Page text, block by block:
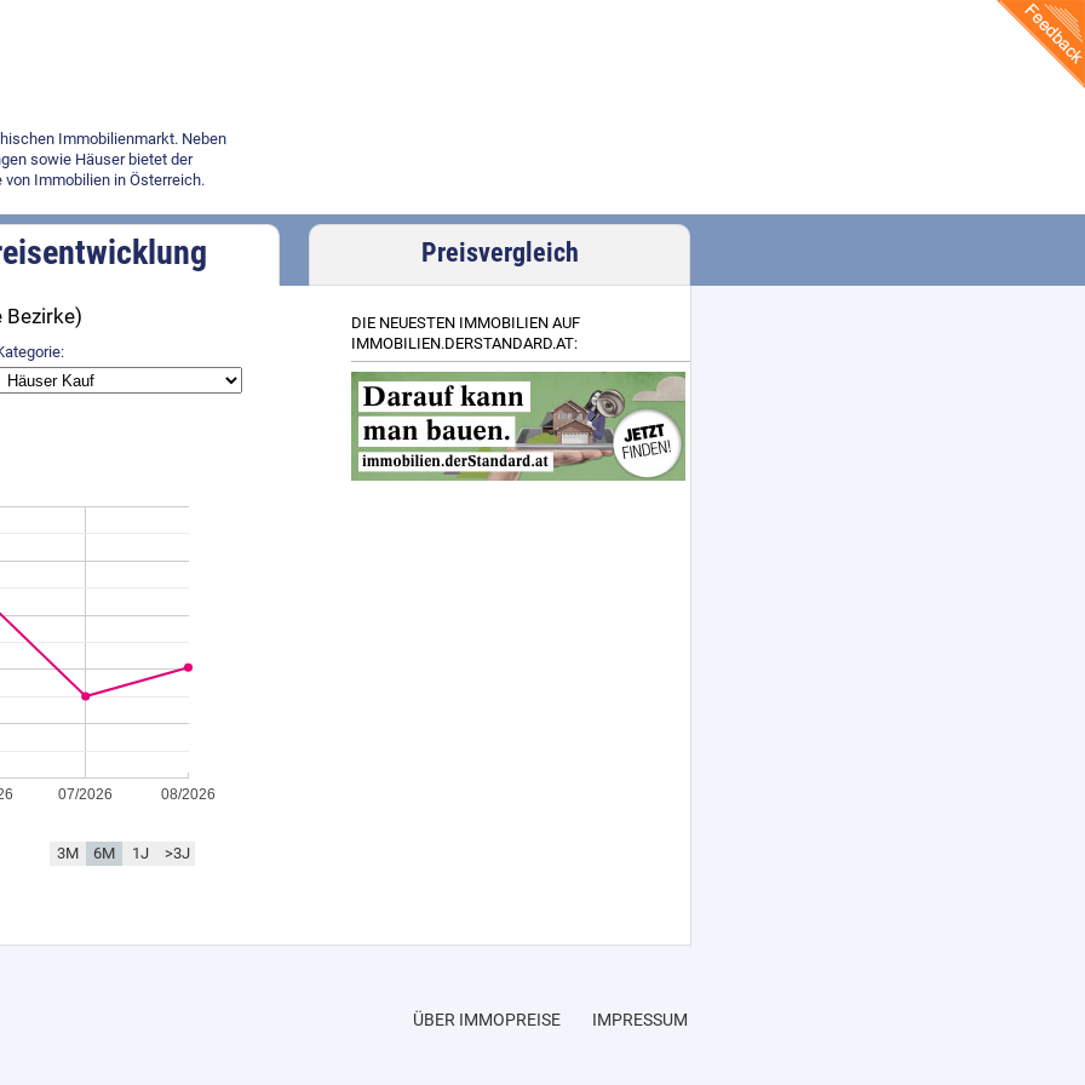
Immobilienmarkt. Neben
sowie Häuser bietet der
Immobilien in Österreich.
Preisvergleich
Bezirke)
07/2026 08/2026
3M 6M 1J >3J
DIE NEUESTEN IMMOBILIEN AUF
IMMOBILIEN.DERSTANDARD.AT:
IMPRESSUM
ÜBER IMMOPREISE